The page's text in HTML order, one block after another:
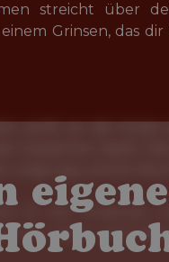
streicht über
Grinsen, das dir